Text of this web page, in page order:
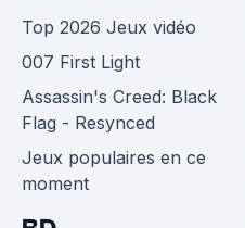
Top 2026 Jeux vidéo
007 First Light
Assassin's Creed: Black
Flag - Resynced
Jeux populaires en ce
moment